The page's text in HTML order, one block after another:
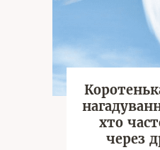
хто
через